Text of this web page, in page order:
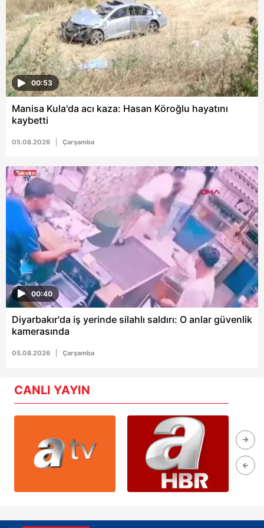
6698 sayılı Kişisel Verilerin Korunması Kanunu uyarınca
hazırlanmış Aydınlatma Metnimizi okumak ve sitemizde
ilgili mevzuata uygun olarak kullanılan çerezlerle ilgili bilgi
almak için lütfentıklayınız.
00:53
Manisa Kula'da acı kaza: Hasan Köroğlu hayatını
kaybetti
05.08.2026 Çarşamba
00:40
Diyarbakır'da iş yerinde silahlı saldırı: O anlar güvenlik
kamerasında
05.08.2026 Çarşamba
CANLI YAYIN